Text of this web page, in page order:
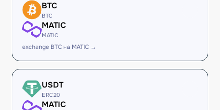
BTC
BTC
MATIC
MATIC
exchange BTC на MATIC →
USDT
ERC20
MATIC